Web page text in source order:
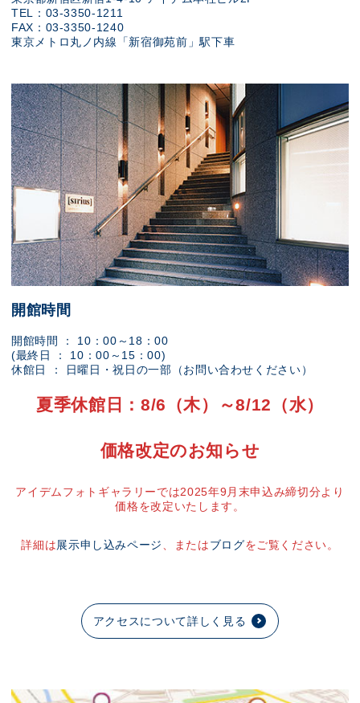
TEL：03-3350-1211
FAX：03-3350-1240
東京メトロ丸ノ内線「新宿御苑前」駅下車
開館時間
開館時間 ： 10：00～18：00
(最終日 ： 10：00～15：00)
休館日 ： 日曜日・祝日の一部（お問い合わせください）
夏季休館日：8/6（木）～8/12（水）
価格改定のお知らせ
アイデムフォトギャラリーでは2025年9月末申込み締切分より
価格を改定いたします。
詳細は展示申し込みページ 、またはブログをご覧ください。
アクセスについて詳しく見る